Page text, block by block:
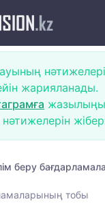
нәтижелері
жарияланады.
беру
тобы